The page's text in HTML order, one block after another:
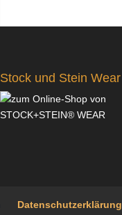
Stock und Stein Wear
Datenschutzerklärung